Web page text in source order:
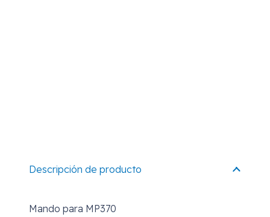
Descripción de producto
Mando para MP370